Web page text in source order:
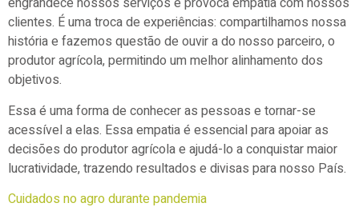
clientes. É uma troca de experiências: compartilhamos nossa
história e fazemos questão de ouvir a do nosso parceiro, o
produtor agrícola, permitindo um melhor alinhamento dos
objetivos.
Essa é uma forma de conhecer as pessoas e tornar-se
acessível a elas. Essa empatia é essencial para apoiar as
decisões do produtor agrícola e ajudá-lo a conquistar maior
lucratividade, trazendo resultados e divisas para nosso País.
Cuidados no agro durante pandemia